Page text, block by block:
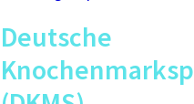
Deutsche